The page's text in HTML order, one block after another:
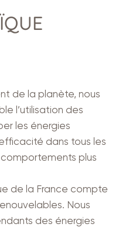
de la planète, nous
l’utilisation des
les énergies
dans tous les
plus
de la France compte
Nous
des énergies